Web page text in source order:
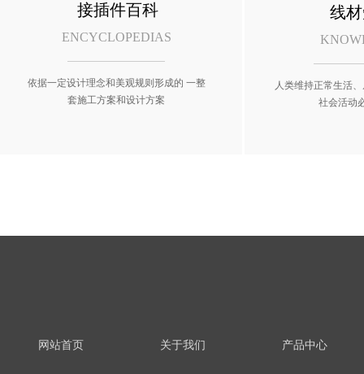
ENCYCLOPEDIAS
人类维持正常生活
社会活动
线
依据一定设计理念和美观规则形成的 一整
套施工方案和设计方案
接插件百科
网站首页 关于我们 产品中心